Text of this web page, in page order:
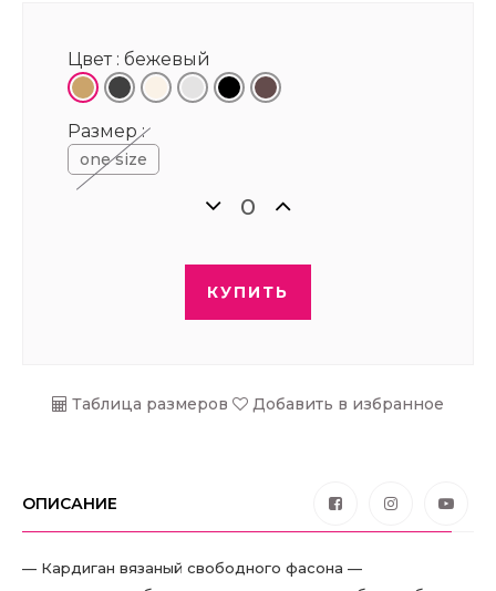
Цвет : бежевый
Размер :
one size
КУПИТЬ
Таблица размеров Добавить в избранное
ОПИСАНИЕ
— Кардиган вязаный свободного фасона —